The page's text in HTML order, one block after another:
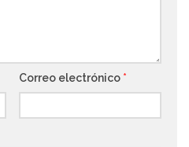
Correo electrónico *